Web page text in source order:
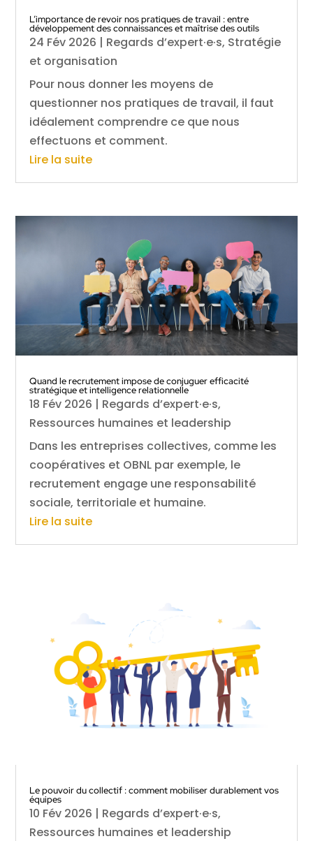
L’importance de revoir nos pratiques de travail : entre
développement des connaissances et maîtrise des outils
24 Fév 2026 | Regards d’expert·e·s, Stratégie
et organisation
Pour nous donner les moyens de
questionner nos pratiques de travail, il faut
idéalement comprendre ce que nous
effectuons et comment.
Lire la suite
Quand le recrutement impose de conjuguer efficacité
stratégique et intelligence relationnelle
18 Fév 2026 | Regards d’expert·e·s,
Ressources humaines et leadership
Dans les entreprises collectives, comme les
coopératives et OBNL par exemple, le
recrutement engage une responsabilité
sociale, territoriale et humaine.
Lire la suite
Le pouvoir du collectif : comment mobiliser durablement vos
équipes
10 Fév 2026 | Regards d’expert·e·s,
Ressources humaines et leadership